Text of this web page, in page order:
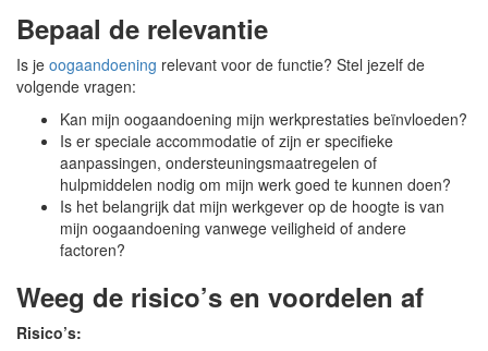
Bepaal de relevantie
Is je oogaandoening relevant voor de functie? Stel jezelf de
volgende vragen:
Kan mijn oogaandoening mijn werkprestaties beïnvloeden?
Is er speciale accommodatie of zijn er specifieke
aanpassingen, ondersteuningsmaatregelen of
hulpmiddelen nodig om mijn werk goed te kunnen doen?
Is het belangrijk dat mijn werkgever op de hoogte is van
mijn oogaandoening vanwege veiligheid of andere
factoren?
Weeg de risico’s en voordelen af
Risico’s: